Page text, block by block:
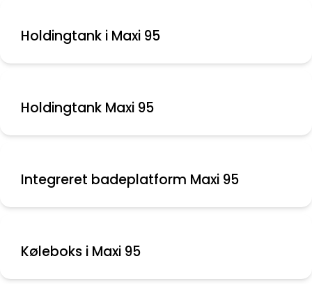
Holdingtank i Maxi 95
Holdingtank Maxi 95
Integreret badeplatform Maxi 95
Køleboks i Maxi 95